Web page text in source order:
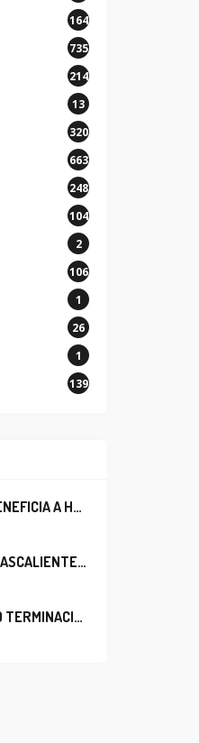
164
735
214
13
320
663
248
104
2
106
1
26
1
139
LEO MONTAÑEZ BENEFICIA A HABITANTES DEL BARRIO DE LA SALUD CON MEJORA DEL ALCANTARILLADO SANITARIO
MUNICIPIO DE AGUASCALIENTES REABRE CIRCULACIÓN VEHICULAR EN LA CALLE JOSEFA ORTIZ DE DOMÍNGUEZ
APRUEBA CABILDO TERMINACIÓN ANTICIPADA DEL CONTRATO PARA EL PROYECTO DE MODERNIZACIÓN DEL SISTEMA DE ALUMBRADO